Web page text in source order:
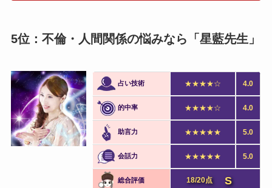
5位：不倫・人間関係の悩みなら「星藍先生」
占い技術 ★★★★☆ 4.0
的中率 ★★★★☆ 4.0
助言力 ★★★★★ 5.0
会話力 ★★★★★ 5.0
総合評価 18/20点 S